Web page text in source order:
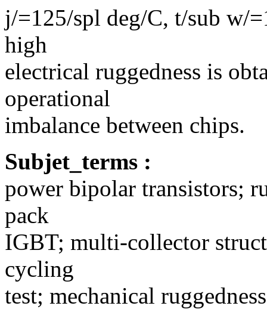
j/=125/spl deg/C, t/sub w/
high
electrical ruggedness is
operational
imbalance between chips.
Subjet_terms :
power bipolar transistors;
pack
IGBT; multi-collector
cycling
test; mechanical